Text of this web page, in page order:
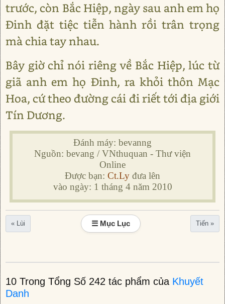
trước, còn Bắc Hiệp, ngày sau anh em họ
Đinh đặt tiệc tiễn hành rồi trân trọng
mà chia tay nhau.
Bây giờ chỉ nói riêng về Bắc Hiệp, lúc từ
giã anh em họ Đinh, ra khỏi thôn Mạc
Hoa, cứ theo đường cái đi riết tới địa giới
Tín Dương.
Đánh máy: bevanng
Nguồn: bevang / VNthuquan - Thư viện
Online
Được bạn: Ct.Ly đưa lên
vào ngày: 1 tháng 4 năm 2010
« Lùi ☰ Mục Lục Tiến »
10 Trong Tổng Số 242 tác phẩm của Khuyết
Danh